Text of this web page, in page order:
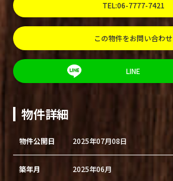
TEL:06-7777-7421
この物件をお問い合わせ
LINE
物件詳細
物件公開日 2025年07月08日
築年月 2025年06月